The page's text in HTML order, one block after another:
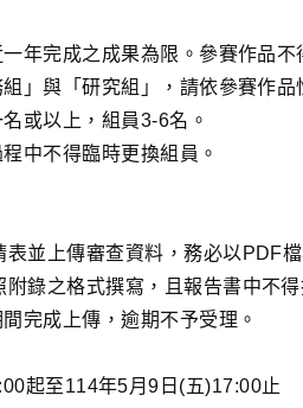
年完成之成果為限。參賽作品不
」與「研究組」，請依參賽作品
或以上，組員3-6名。
中不得臨時更換組員。
並上傳審查資料，務必以PDF檔
附錄之格式撰寫，且報告書中不
完成上傳，逾期不予受理。
起至114年5月9日(五)17:00止